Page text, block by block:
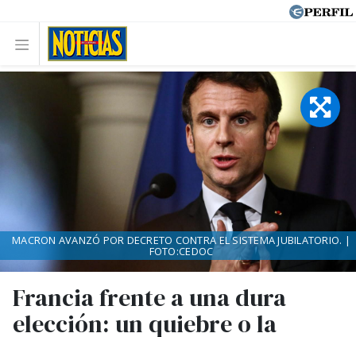
Francia frente a una dura
elección: un quiebre o la
MACRON AVANZÓ POR DECRETO CONTRA EL SISTEMA JUBILATORIO. |
FOTO:CEDOC